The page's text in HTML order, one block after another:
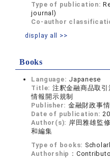
Type of publication:
journal)
Co-author
display all >>
Books
Language: Japanese
Title: 注釈金融商品取
情報開示規制
Publisher: 金融財政事
Date of publication:
Author(s): 岸田雅雄監
和編集
Type of books:
Authorship：